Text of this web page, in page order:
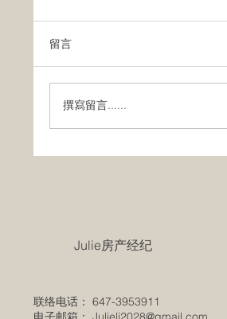
告。数据显示，温哥华地
宅交易，较去年同期下滑
留言
撰寫留言......
​Julie房产经纪
联络电话： 647-3953911